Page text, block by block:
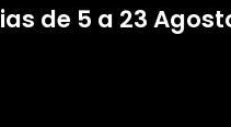
de 5 a 23